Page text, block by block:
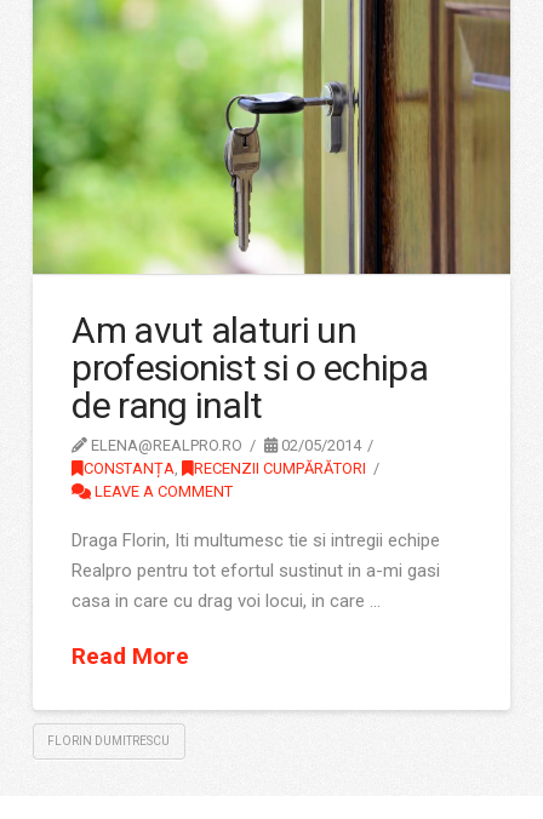
Am avut alaturi un
profesionist si o echipa
de rang inalt
ELENA@REALPRO.RO
02/05/2014
CONSTANȚA,
RECENZII CUMPĂRĂTORI
LEAVE A COMMENT
Draga Florin, Iti multumesc tie si intregii echipe
Realpro pentru tot efortul sustinut in a-mi gasi
casa in care cu drag voi locui, in care …
Read More
FLORIN DUMITRESCU